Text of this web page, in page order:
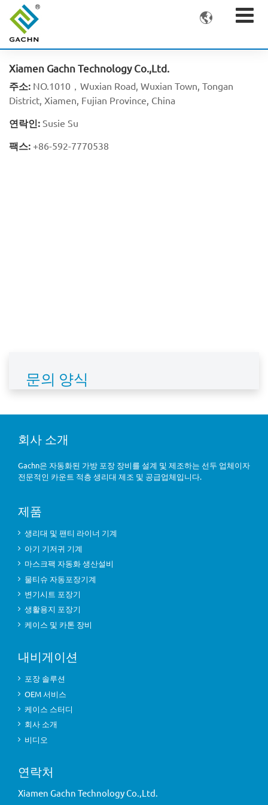

Xiamen Gachn Technology Co.,Ltd.
주소: NO.1010，Wuxian Road, Wuxian Town, Tongan
District, Xiamen, Fujian Province, China
연락인: Susie Su
팩스: +86-592-7770538
문의 양식
회사 소개
Gachn은 자동화된 가방 포장 장비를 설계 및 제조하는 선두 업체이자
전문적인 카운트 적층 생리대 제조 및 공급업체입니다.
제품
생리대 및 팬티 라이너 기계
아기 기저귀 기계
마스크팩 자동화 생산설비
물티슈 자동포장기계
변기시트 포장기
생활용지 포장기
케이스 및 카톤 장비
내비게이션
포장 솔루션
OEM 서비스
케이스 스터디
회사 소개
비디오
연락처
Xiamen Gachn Technology Co.,Ltd.